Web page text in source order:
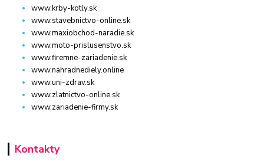
www.krby-kotly.sk
www.stavebnictvo-online.sk
www.maxiobchod-naradie.sk
www.moto-prislusenstvo.sk
www.firemne-zariadenie.sk
www.nahradnediely.online
www.uni-zdrav.sk
www.zlatnictvo-online.sk
www.zariadenie-firmy.sk
Kontakty